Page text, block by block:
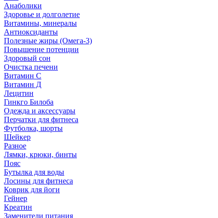
Анаболики
Здоровье и долголетие
Витамины, минералы
Антиоксиданты
Полезные жиры (Омега-3)
Повышение потенции
Здоровый сон
Очистка печени
Витамин С
Витамин Д
Лецитин
Гинкго Билоба
Одежда и аксессуары
Перчатки для фитнеса
Футболка, шорты
Шейкер
Разное
Лямки, крюки, бинты
Пояс
Бутылка для воды
Лосины для фитнеса
Коврик для йоги
Гейнер
Креатин
Заменители питания